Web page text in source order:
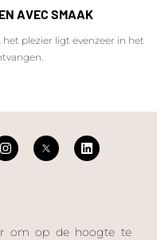
AVEC SMAAK
het plezier ligt evenzeer in het
om op de hoogte te